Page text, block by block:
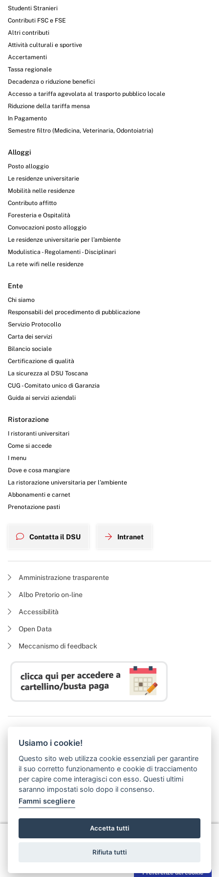
Opere pubbliche
Informazioni ambientali
Interventi straordinari e di emergenza
Altri contenuti
Attuazione misure PNRR
Amministrazione trasparente
Studenti Stranieri
Contributi FSC e FSE
Altri contributi
Attività culturali e sportive
Accertamenti
Tassa regionale
Decadenza o riduzione benefici
Accesso a tariffa agevolata al trasporto pubblico locale
Riduzione della tariffa mensa
In Pagamento
Semestre filtro (Medicina, Veterinaria, Odontoiatria)
Alloggi
Posto alloggio
Le residenze universitarie
Mobilità nelle residenze
Contributo affitto
Foresteria e Ospitalità
Convocazioni posto alloggio
Le residenze universitarie per l’ambiente
Modulistica - Regolamenti - Disciplinari
La rete wifi nelle residenze
Ente
Chi siamo
Responsabili del procedimento di pubblicazione
Servizio Protocollo
Carta dei servizi
Bilancio sociale
Certificazione di qualità
La sicurezza al DSU Toscana
CUG - Comitato unico di Garanzia
Guida ai servizi aziendali
Ristorazione
I ristoranti universitari
Come si accede
I menu
Dove e cosa mangiare
La ristorazione universitaria per l’ambiente
Abbonamenti e carnet
Prenotazione pasti
Contatta il DSU Intranet
Amministrazione trasparente
Albo Pretorio on-line
Accessibilità
Open Data
Meccanismo di feedback
P. I. 05913670484 | C. F. 94164020482
(abilitato alla ricezione di soli messaggi di posta elettronica certificata)
Usiamo i cookie!
Questo sito web utilizza cookie essenziali per garantire
il suo corretto funzionamento e cookie di tracciamento
per capire come interagisci con esso. Questi ultimi
saranno impostati solo dopo il consenso.
Fammi scegliere
Accetta tutti
Rifiuta tutti